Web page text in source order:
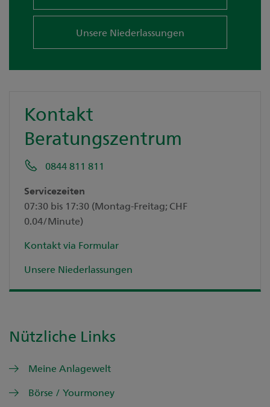
Unsere Niederlassungen
Kontakt
Beratungszentrum
0844 811 811
Servicezeiten
07:30 bis 17:30 (Montag-Freitag; CHF
0.04/Minute)
Kontakt via Formular
Unsere Niederlassungen
Nützliche Links
Meine Anlagewelt
Börse / Yourmoney